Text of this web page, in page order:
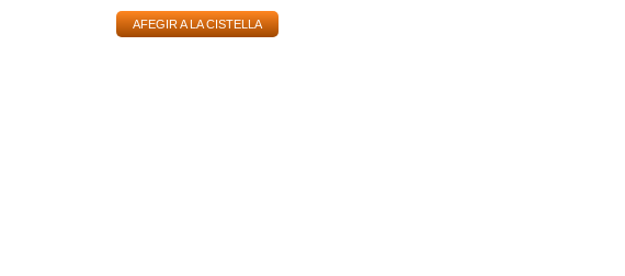
AFEGIR A LA CISTELLA